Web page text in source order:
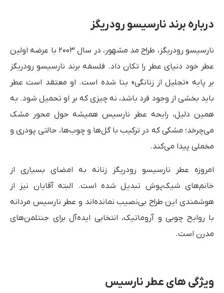
درباره برند نارسیسو رودریگز
نارسیسو رودریگز، طراح مد مشهور، در سال ۲۰۰۳ با عرضه اولین
عطر خود دنیای عطر را تکان داد. فلسفه برند نارسیسو رودریگز
بر پایه «تجلیل از زنانگی» بنا شده است. او معتقد است عطر
باید بخشی از وجود فرد باشد، نه چیزی که بر او تحمیل شود. به
همین دلیل، رایحه عطر نارسیس همیشه حول محور مشک
می‌چرخد؛ مشکی که در ترکیب با گل‌ها و چوب‌ها، حالتی پودری و
مخملی پیدا می‌کند.
امروزه عطر نارسیسو رودریگز زنانه به امضای بسیاری از
خانم‌های شیک‌پوش تبدیل شده است. البته آقایان نیز از
هوشمندی این طراح بی‌نصیب نمانده‌اند و عطر نارسیس مردانه
با روایح چوبی و آروماتیک، انتخابی ایده‌آل برای جنتلمن‌های
مدرن است.
ویژگی های عطر نارسیس